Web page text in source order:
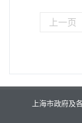
上一页
上海市政府及